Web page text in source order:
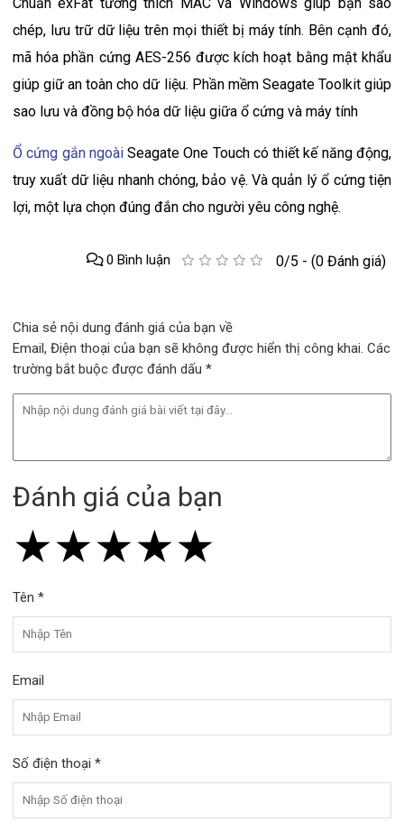
chép, lưu trữ dữ liệu trên mọi thiết bị máy tính. Bên cạnh đó,
mã hóa phần cứng AES-256 được kích hoạt bằng mật khẩu
giúp giữ an toàn cho dữ liệu. Phần mềm Seagate Toolkit giúp
sao lưu và đồng bộ hóa dữ liệu giữa ổ cứng và máy tính
Ổ cứng gắn ngoàiSeagate One Touch có thiết kế năng động,
truy xuất dữ liệu nhanh chóng, bảo vệ. Và quản lý ổ cứng tiện
lợi, một lựa chọn đúng đắn cho người yêu công nghệ.
0/5 - (0 Đánh giá)
0 Bình luận
Chia sẻ nội dung đánh giá của bạn về
Email, Điện thoại của bạn sẽ không được hiển thị công khai. Các
trường bắt buộc được đánh dấu *
Đánh giá của bạn
★
★★
★★★
★★★★
★★★★★
Tên *
Email
Số điện thoại *